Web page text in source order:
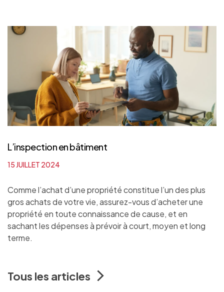
L’inspection en bâtiment
15 JUILLET 2024
Comme l’achat d’une propriété constitue l’un des plus
gros achats de votre vie, assurez-vous d’acheter une
propriété en toute connaissance de cause, et en
sachant les dépenses à prévoir à court, moyen et long
terme.
Tous les articles